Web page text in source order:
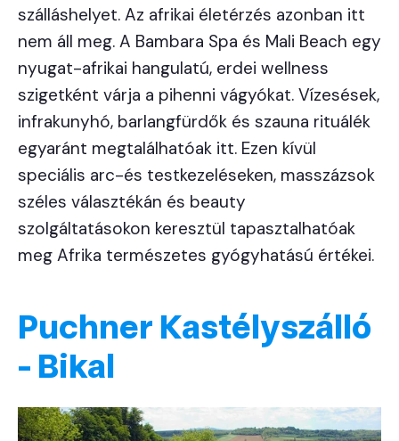
szálláshelyet. Az afrikai életérzés azonban itt
nem áll meg. A Bambara Spa és Mali Beach egy
nyugat-afrikai hangulatú, erdei wellness
szigetként várja a pihenni vágyókat. Vízesések,
infrakunyhó, barlangfürdők és szauna rituálék
egyaránt megtalálhatóak itt. Ezen kívül
speciális arc-és testkezeléseken, masszázsok
széles választékán és beauty
szolgáltatásokon keresztül tapasztalhatóak
meg Afrika természetes gyógyhatású értékei.
Puchner Kastélyszálló
- Bikal